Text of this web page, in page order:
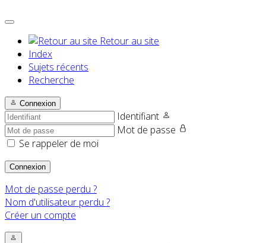
Retour au site
Index
Sujets récents
Recherche
Connexion
Identifiant
Mot de passe
Se rappeler de moi
Connexion
Mot de passe perdu ?
Nom d'utilisateur perdu ?
Créer un compte